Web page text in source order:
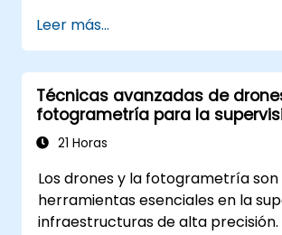
Leer más...
Técnicas avanzadas de
fotogrametría para la
infraestructuras
21 Horas
Los drones y la fotogrametría
herramientas esenciales en la
infraestructuras de alta precisión.